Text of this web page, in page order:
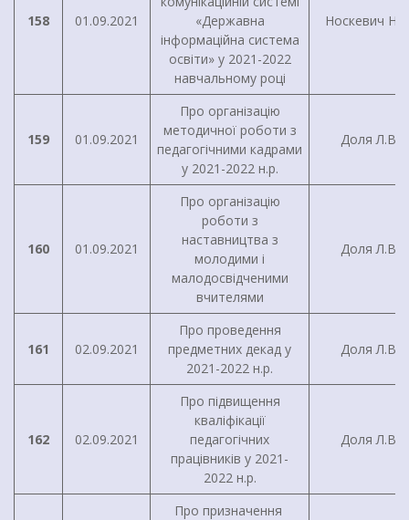
158 01.09.2021
«Державна
інформаційна система
освіти» у 2021-2022
навчальному році
Носкевич
159 01.09.2021
Про організацію
методичної роботи з
педагогічними кадрами
у 2021-2022 н.р.
Доля Л.В.
160 01.09.2021
Про організацію
роботи з
наставництва з
молодими і
малодосвідченими
вчителями
Доля Л.В.
161 02.09.2021
Про проведення
предметних декад у
2021-2022 н.р.
Доля Л.В.
162 02.09.2021
Про підвищення
кваліфікації
педагогічних
працівників у 2021-
2022 н.р.
Доля Л.В.
Про призначення